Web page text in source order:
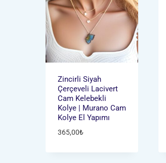
Zincirli Siyah
Çerçeveli Lacivert
Cam Kelebekli
Kolye | Murano Cam
Kolye El Yapımı
365,00₺